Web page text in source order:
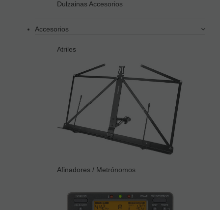
Dulzainas Accesorios
Accesorios
Atriles
Afinadores / Metrónomos